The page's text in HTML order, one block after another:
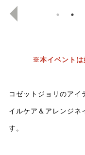
※本イベント
コゼットジョリのアイ
イルケア＆アレンジネ
す。